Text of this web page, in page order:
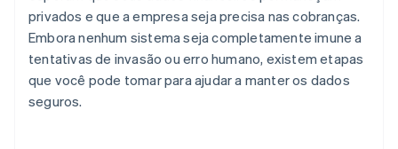
privados e que a empresa seja precisa nas cobranças.
Embora nenhum sistema seja completamente imune a
tentativas de invasão ou erro humano, existem etapas
que você pode tomar para ajudar a manter os dados
seguros.